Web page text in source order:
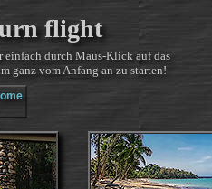
flight
einfach durch Maus-Klick auf das
ganz vom Anfang an zu starten!